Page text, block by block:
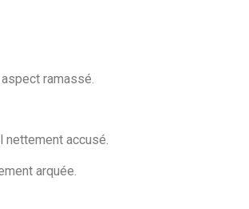
ramassé.
nettement accusé.
arquée.